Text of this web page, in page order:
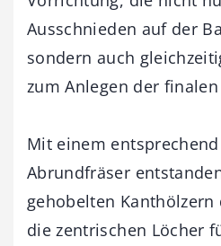
Ausschnieden auf der
sondern auch
zum Anlegen der
Mit einem
Abrundfräser
gehobelten Kanthölzern
die zentrischen Löcher